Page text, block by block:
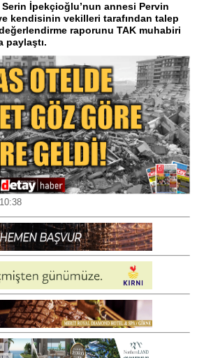
İpekçioğlu’nun annesi Pervin
kendisinin vekilleri tarafından talep
raporunu TAK muhabiri
paylaştı.